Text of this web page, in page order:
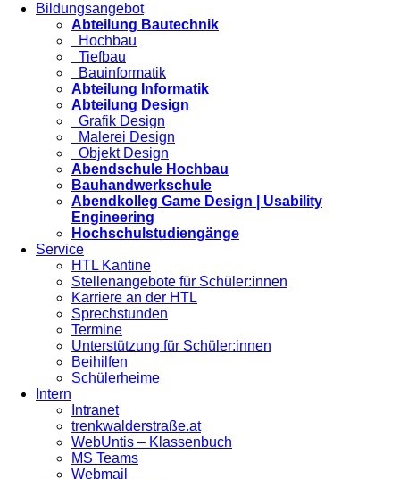
Bildungsangebot
Abteilung Bautechnik
Hochbau
Tiefbau
Bauinformatik
Abteilung Informatik
Abteilung Design
Grafik Design
Malerei Design
Objekt Design
Abendschule Hochbau
Bauhandwerkschule
Abendkolleg Game Design | Usability
Engineering
Hochschulstudiengänge
Service
HTL Kantine
Stellenangebote für Schüler:innen
Karriere an der HTL
Sprechstunden
Termine
Unterstützung für Schüler:innen
Beihilfen
Schülerheime
Intern
Intranet
trenkwalderstraße.at
WebUntis – Klassenbuch
MS Teams
Webmail